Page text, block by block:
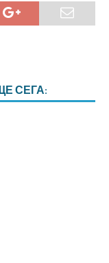
СЕГА: